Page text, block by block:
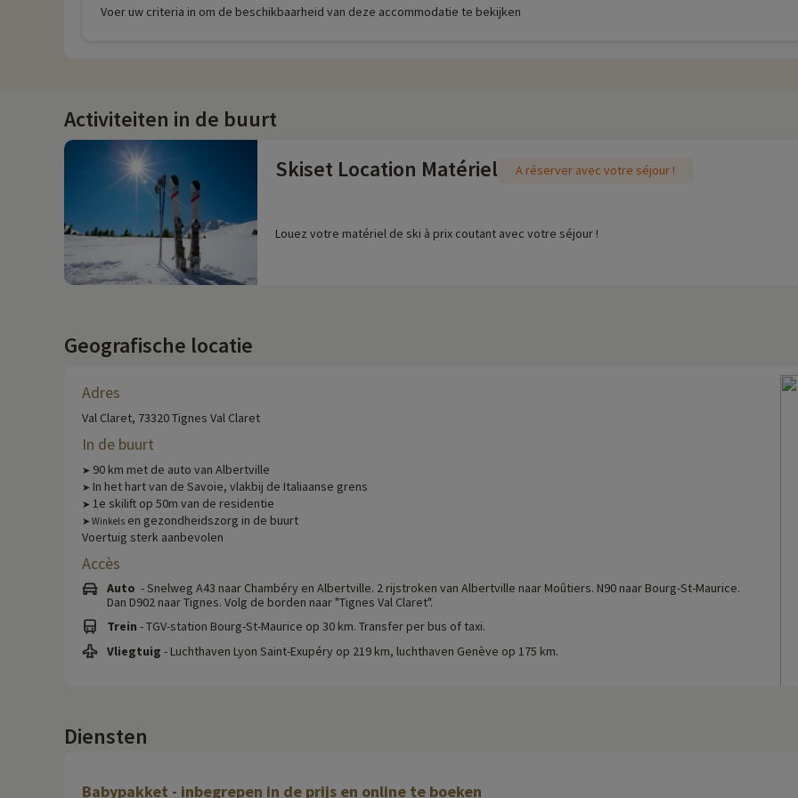
Voer uw criteria in om de beschikbaarheid van deze accommodatie te bekijken
Activiteiten in de buurt
Skiset Location Matériel
A réserver avec votre séjour !
Louez votre matériel de ski à prix coutant avec votre séjour !
Geografische locatie
Adres
Val Claret, 73320 Tignes Val Claret
In de buurt
➤ 90 km met de auto van Albertville
➤ In het hart van de Savoie, vlakbij de Italiaanse grens
➤ 1e skilift op 50m van de residentie
➤ Winkels en gezondheidszorg in de buurt
Voertuig sterk aanbevolen
Accès
Auto - Snelweg A43 naar Chambéry en Albertville. 2 rijstroken van Albertville naar Moûtiers. N90 naar Bourg-St-Maurice.
Dan D902 naar Tignes. Volg de borden naar "Tignes Val Claret".
Trein - TGV-station Bourg-St-Maurice op 30 km. Transfer per bus of taxi.
Vliegtuig - Luchthaven Lyon Saint-Exupéry op 219 km, luchthaven Genève op 175 km.
Diensten
Babypakket - inbegrepen in de prijs en online te boeken